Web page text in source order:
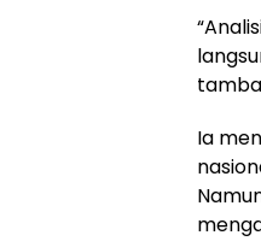
Ia